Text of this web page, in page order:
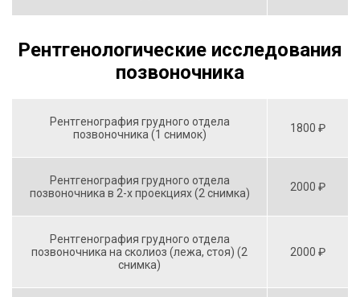
Рентгенологические исследования
позвоночника
Рентгенография грудного отдела
позвоночника (1 снимок)
1800 ₽
Рентгенография грудного отдела
позвоночника в 2-х проекциях (2 снимка)
2000 ₽
Рентгенография грудного отдела
позвоночника на сколиоз (лежа, стоя) (2
снимка)
2000 ₽